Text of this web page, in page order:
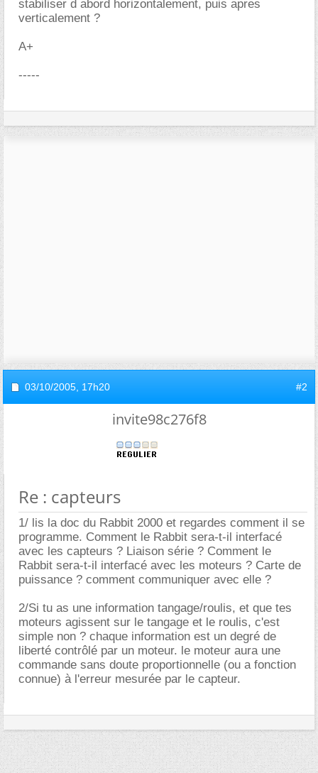
stabiliser d abord horizontalement, puis apres
verticalement ?
A+
-----
03/10/2005, 17h20 #2
invite98c276f8
Re : capteurs
1/ lis la doc du Rabbit 2000 et regardes comment il se
programme. Comment le Rabbit sera-t-il interfacé
avec les capteurs ? Liaison série ? Comment le
Rabbit sera-t-il interfacé avec les moteurs ? Carte de
puissance ? comment communiquer avec elle ?
2/Si tu as une information tangage/roulis, et que tes
moteurs agissent sur le tangage et le roulis, c'est
simple non ? chaque information est un degré de
liberté contrôlé par un moteur. le moteur aura une
commande sans doute proportionnelle (ou a fonction
connue) à l'erreur mesurée par le capteur.